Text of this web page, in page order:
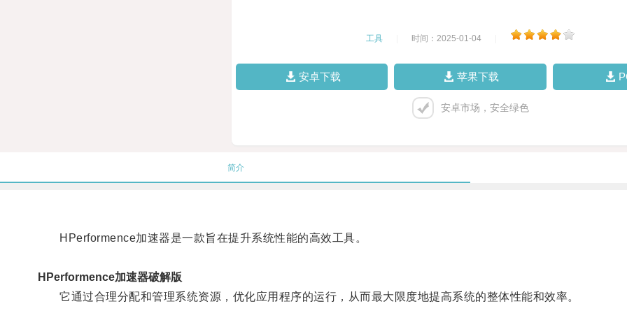
工具 时间：2025-01-04
安卓下载 苹果下载
安卓市场，安全绿色
简介
HPerformence加速器是一款旨在提升系统性能的高效工具。
HPerformence加速器破解版
它通过合理分配和管理系统资源，优化应用程序的运行，从而最大限度地提高系统的整体性能和效率。